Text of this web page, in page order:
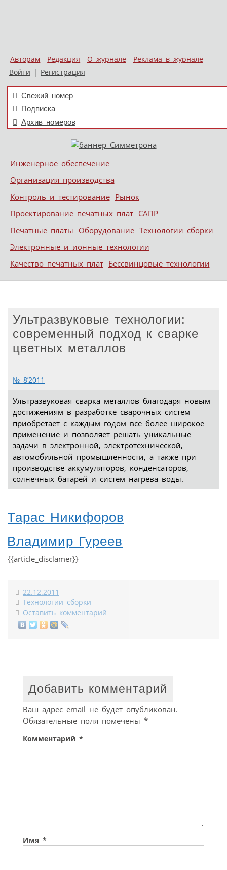
Авторам Редакция О журнале
Реклама в журнале
Войти | Регистрация
Свежий номер
Подписка
Архив номеров
Меню
Skip to content
Инженерное обеспечение
Организация производства
Контроль и тестирование Рынок
Проектирование печатных плат САПР
Печатные платы Оборудование Технологии сборки
Электронные и ионные технологии
Качество печатных плат Бессвинцовые технологии
Ультразвуковые технологии:
современный подход к сварке
цветных металлов
№ 8’2011
Ультразвуковая сварка металлов благодаря новым
достижениям в разработке сварочных систем
приобретает с каждым годом все более широкое
применение и позволяет решать уникальные
задачи в электронной, электротехнической,
автомобильной промышленности, а также при
производстве аккумуляторов, конденсаторов,
солнечных батарей и систем нагрева воды.
Тарас Никифоров
Владимир Гуреев
{{article_disclamer}}
22.12.2011
Технологии сборки
Оставить комментарий
Добавить комментарий
Ваш адрес email не будет опубликован.
Обязательные поля помечены *
Комментарий *
Имя *